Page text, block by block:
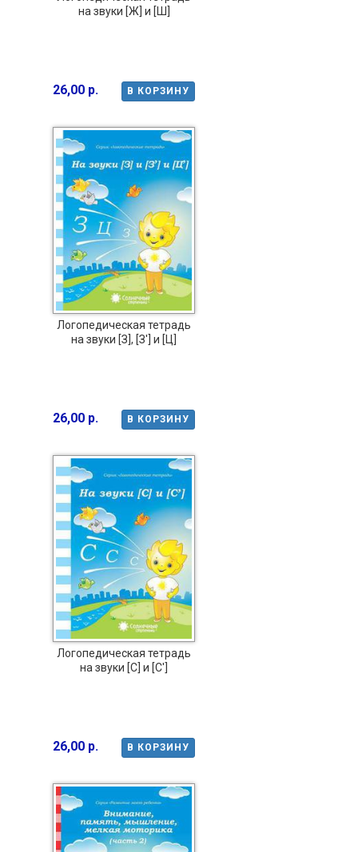
на звуки [Ж] и [Ш]
В КОРЗИНУ
26,00 р.
Логопедическая тетрадь
на звуки [З], [З'] и [Ц]
В КОРЗИНУ
26,00 р.
Логопедическая тетрадь
на звуки [С] и [С']
В КОРЗИНУ
26,00 р.